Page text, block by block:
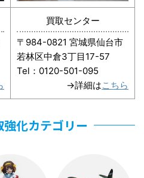
買取センター
〒984-0821 宮城県仙台市
若林区中倉3丁目17-57
Tel：0120-501-095
→詳細はこちら
化カテゴリー